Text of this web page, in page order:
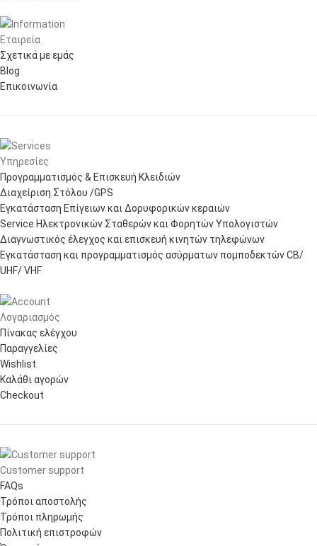
Εταιρεία
Σχετικά με εμάς
Blog
Επικοινωνία
Υπηρεσίες
Προγραμματισμός & Επισκευή Κλειδιών
Διαχείριση Στόλου /GPS
Εγκατάσταση Επίγειων και Δορυφορικών κεραιών
Service Ηλεκτρονικών Σταθερών και Φορητών Υπολογιστών
Διαγνωστικός έλεγχος και επισκευή κινητών τηλεφώνων
Εγκατάσταση και προγραμματισμός ασύρματων πομποδεκτών CB/
UHF/ VHF
Λογαριασμός
Πίνακας ελέγχου
Παραγγελίες
Wishlist
Καλάθι αγορών
Checkout
Customer support
FAQs
Τρόποι αποστολής
Τρόποι πληρωμής
Πολιτική επιστροφών